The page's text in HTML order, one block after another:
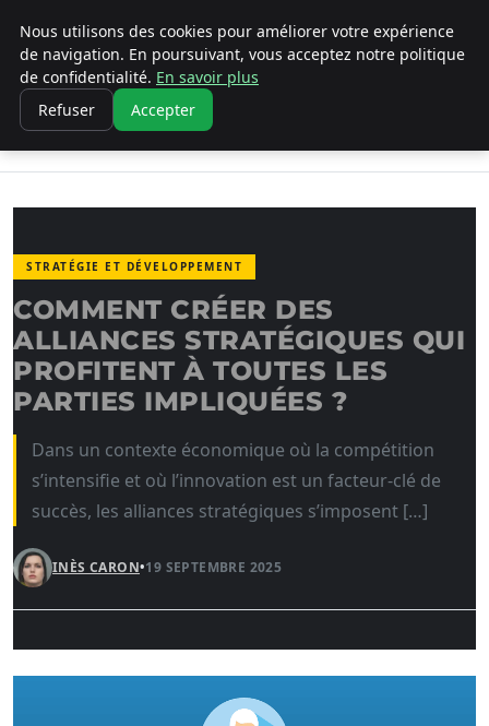
LA VANGUARDIA DEL SUR
ACCUEIL
STRATÉGIE ET DÉVELOPPEMENT
COMMENT CRÉER DES ALLIANCES
STRATÉGIE ET DÉVELOPPEMENT
COMMENT CRÉER DES
ALLIANCES STRATÉGIQUES QUI
PROFITENT À TOUTES LES
PARTIES IMPLIQUÉES ?
Dans un contexte économique où la compétition
s’intensifie et où l’innovation est un facteur-clé de
succès, les alliances stratégiques s’imposent […]
INÈS CARON•19 SEPTEMBRE 2025
Nous utilisons des cookies pour améliorer votre expérience
de navigation. En poursuivant, vous acceptez notre politique
de confidentialité. En savoir plus
Refuser
Accepter